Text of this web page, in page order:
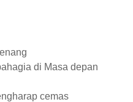
di Masa depan
cemas